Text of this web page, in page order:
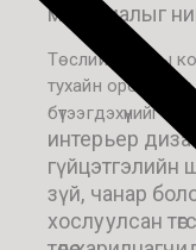
материалыг
Төслийн анхны
тухайн орон
бүтээгдэхүүнийг
интерьер
гүйцэтгэлийн
зүй, чанар
хослуулсан